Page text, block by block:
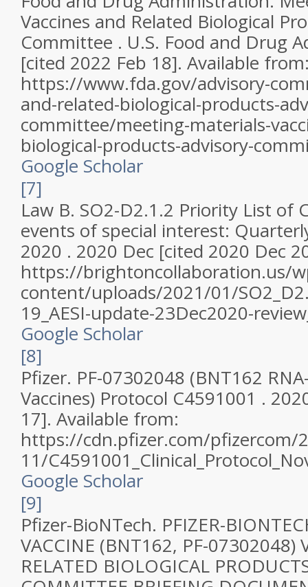
Vaccines and Related Biological
Committee . U.S. Food and Drug
[cited 2022 Feb 18]. Available
https://www.fda.gov/advisory-
and-related-biological-products-
committee/meeting-materials-
biological-products-advisory-
Google Scholar
[7]
Law B. SO2-D2.1.2 Priority List of
events of special interest:
2020 . 2020 Dec [cited 2020 Dec
https://brightoncollaboration.us/
content/uploads/2021/01/
19_AESI-update-23Dec2020-
Google Scholar
[8]
Pfizer. PF-07302048 (BNT162
Vaccines) Protocol C4591001 .
17]. Available from:
https://cdn.pfizer.com/pfizercom/
11/
Google Scholar
[9]
Pfizer-BioNTech. PFIZER-
VACCINE (BNT162, PF-07302048)
RELATED BIOLOGICAL